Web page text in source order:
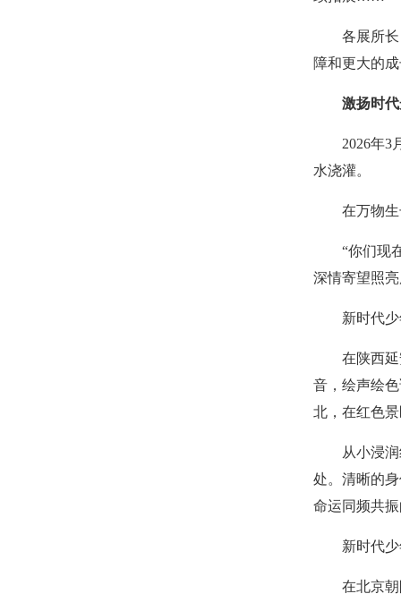
各展所
障和更大的
激扬时
2026年3
水浇灌。
在万物
“你们现
深情寄望照
新时代
在陕西
音，绘声绘
北，在红色
从小浸
处。清晰的
命运同频共
新时代
在北京